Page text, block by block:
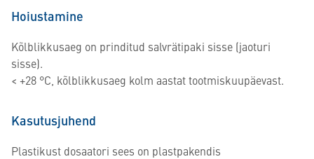
Hoiustamine
Kõlblikkusaeg on prinditud salvrätipaki sisse (jaoturi
sisse).
< +28 °C, kõlblikkusaeg kolm aastat tootmiskuupäevast.
Kasutusjuhend
Plastikust dosaatori sees on plastpakendis